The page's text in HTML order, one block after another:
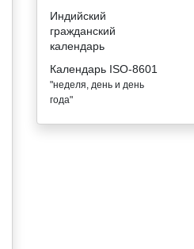
Индийский
гражданский
календарь
Календарь ISO-8601
"неделя, день и день
года"